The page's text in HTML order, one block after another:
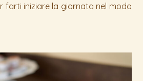
farti iniziare la giornata nel modo